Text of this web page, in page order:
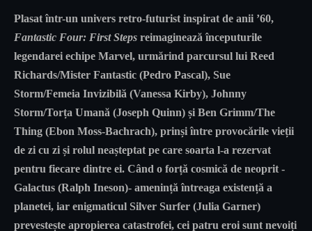
Plasat într-un univers retro-futurist inspirat de anii ’60,
Fantastic Four: First Steps reimaginează începuturile
legendarei echipe Marvel, urmărind parcursul lui Reed
Richards/Mister Fantastic (Pedro Pascal), Sue
Storm/Femeia Invizibilă (Vanessa Kirby), Johnny
Storm/Torța Umană (Joseph Quinn) și Ben Grimm/The
Thing (Ebon Moss-Bachrach), prinși între provocările vieții
de zi cu zi și rolul neașteptat pe care soarta l-a rezervat
pentru fiecare dintre ei. Când o forță cosmică de neoprit -
Galactus (Ralph Ineson)- amenință întreaga existență a
planetei, iar enigmaticul Silver Surfer (Julia Garner)
prevestește apropierea catastrofei, cei patru eroi sunt nevoiți